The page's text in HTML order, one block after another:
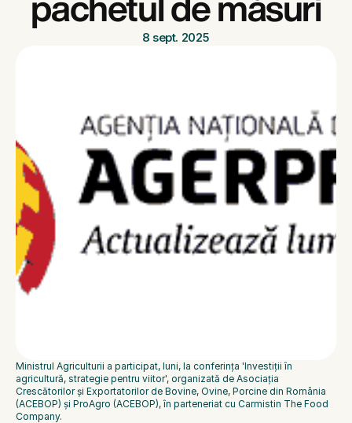
pachetul de măsuri
8 sept. 2025
Ministrul Agriculturii a participat, luni, la conferința 'Investiții în
agricultură, strategie pentru viitor', organizată de Asociația
Crescătorilor și Exportatorilor de Bovine, Ovine, Porcine din România
(ACEBOP) și ProAgro (ACEBOP), în parteneriat cu Carmistin The Food
Company.